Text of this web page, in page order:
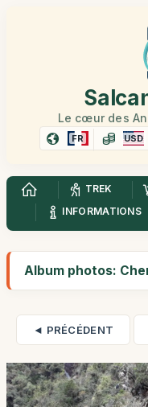
Le cœur des
FR USD
TREK
INFORMATIONS
Album photos:
◄ PRÉCÉDENT